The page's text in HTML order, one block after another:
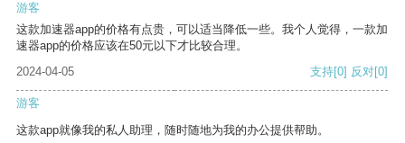
游客
这款加速器app的价格有点贵，可以适当降低一些。我个人觉得，一款加
速器app的价格应该在50元以下才比较合理。
2024-04-05
支持[0] 反对[0]
游客
这款app就像我的私人助理，随时随地为我的办公提供帮助。